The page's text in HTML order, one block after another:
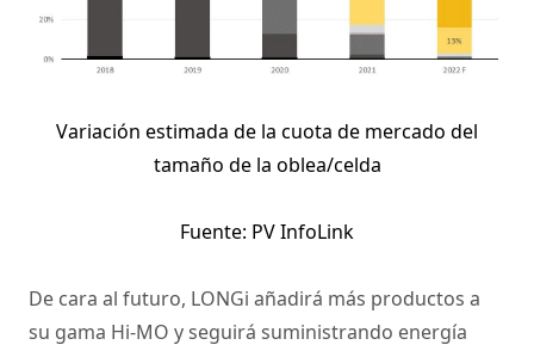
Variación estimada de la cuota de mercado del
tamaño de la oblea/celda
Fuente: PV InfoLink
De cara al futuro, LONGi añadirá más productos a
su gama Hi-MO y seguirá suministrando energía